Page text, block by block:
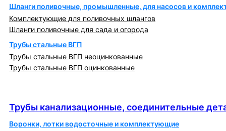
Шланги поливочные, промышленные, для насосов и
Комплектующие для поливочных шлангов
Шланги поливочные для сада и огорода
Трубы стальные ВГП
Трубы стальные ВГП неоцинкованные
Трубы стальные ВГП оцинкованные
Трубы канализационные, соединительные
Воронки, лотки водосточные и комплектующие